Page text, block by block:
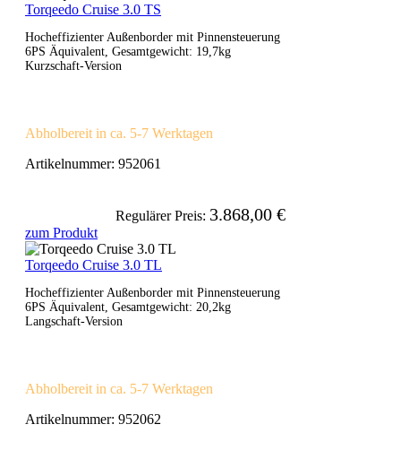
Torqeedo Cruise 3.0 TS
Hocheffizienter Außenborder mit Pinnensteuerung
6PS Äquivalent, Gesamtgewicht: 19,7kg
Kurzschaft-Version
Abholbereit in ca. 5-7 Werktagen
Artikelnummer: 952061
Regulärer Preis: 3.868,00 €
zum Produkt
Torqeedo Cruise 3.0 TL
Hocheffizienter Außenborder mit Pinnensteuerung
6PS Äquivalent, Gesamtgewicht: 20,2kg
Langschaft-Version
Abholbereit in ca. 5-7 Werktagen
Artikelnummer: 952062